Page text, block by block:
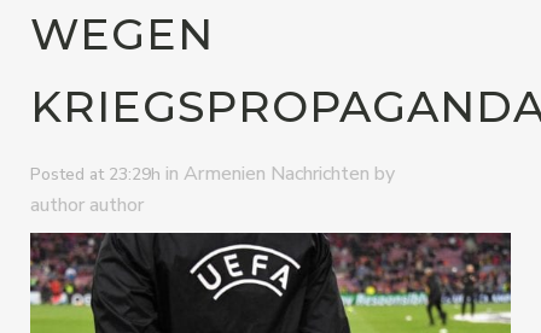
WEGEN
Posted at 23:29h in Armenien Nachrichten by
author author